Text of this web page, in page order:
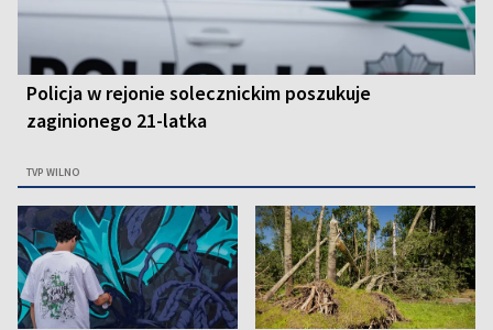
Policja w rejonie solecznickim poszukuje
zaginionego 21-latka
TVP WILNO